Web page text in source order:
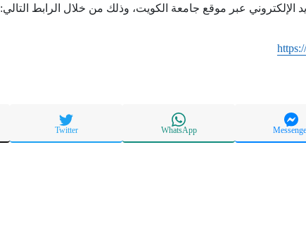
الإلكتروني عبر موقع جامعة الكويت، وذلك من خلال الرابط التالي:
WhatsApp
Twitter